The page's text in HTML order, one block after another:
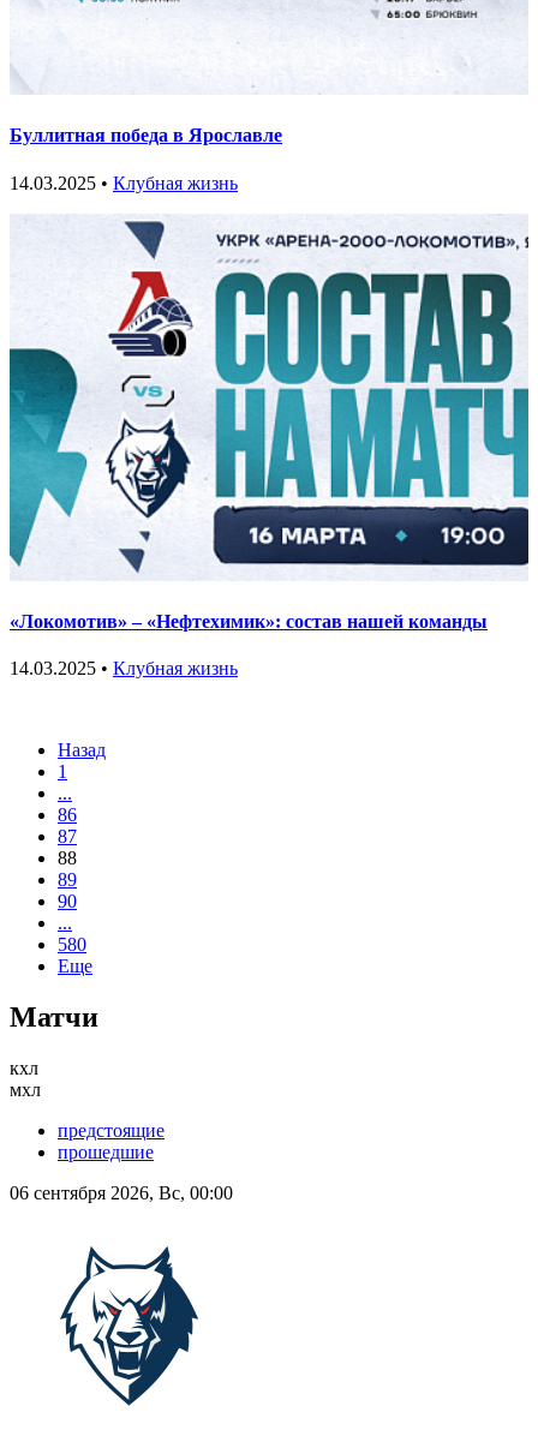
Буллитная победа в Ярославле
14.03.2025 • Клубная жизнь
«Локомотив» – «Нефтехимик»: состав нашей команды
14.03.2025 • Клубная жизнь
Назад
1
...
86
87
88
89
90
...
580
Еще
Матчи
кхл
мхл
предстоящие
прошедшие
06 сентября 2026, Вс, 00:00